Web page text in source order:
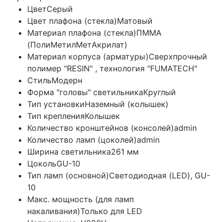
ЦветСерый
Цвет плафона (стекла)Матовый
Материал плафона (стекла)ПММА
(ПолиМетилМетАкрилат)
Материал корпуса (арматуры)Сверхпрочный
полимер "RESIN" , технология "FUMATECH"
СтильМодерн
Форма "головы" светильникаКруглый
Тип установкиНаземный (колышек)
Тип крепленияКолышек
Количество кронштейнов (консолей)admin
Количество ламп (цоколей)admin
Ширина светильника261 мм
ЦокольGU-10
Тип ламп (основной)Светодиодная (LED), GU-
10
Макс. мощность (для ламп
накаливания)Только для LED